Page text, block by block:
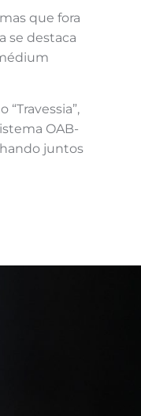
que fora
se destaca
OAB-
juntos